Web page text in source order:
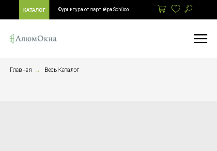
КАТАЛОГ Фурнитура от партнёра Schüco
Главная → Весь Каталог